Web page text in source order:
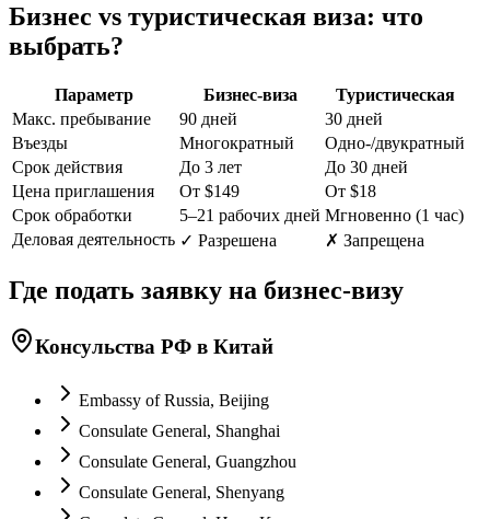
Бизнес vs туристическая виза: что
выбрать?
Параметр Бизнес-виза
Туристическая
Макс. пребывание
90 дней
30 дней
Въезды
Многократный
Одно-/двукратный
Срок действия
До 3 лет
До 30 дней
Цена приглашения
От $149
От $18
Срок обработки
5–21 рабочих дней Мгновенно (1 час)
Деловая деятельность ✓ Разрешена ✗ Запрещена
Где подать заявку на бизнес-визу
Консульства РФ в Китай
Embassy of Russia, Beijing
Consulate General, Shanghai
Consulate General, Guangzhou
Consulate General, Shenyang